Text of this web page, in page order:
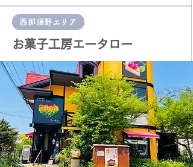
西那須野エリア
​お菓子工房エータロー